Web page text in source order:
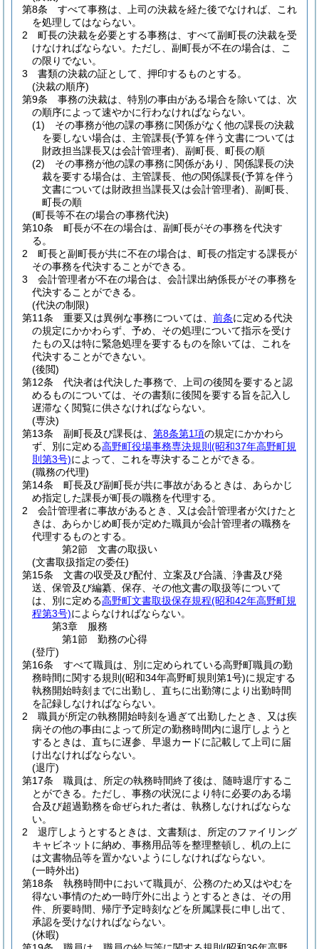
第8条
すべて事務は、上司の決裁を経た後でなければ、これ
を処理してはならない。
2
町長の決裁を必要とする事務は、すべて副町長の決裁を受
けなければならない。 ただし、副町長が不在の場合は、こ
の限りでない。
3
書類の決裁の証として、押印するものとする。
(決裁の順序)
第9条
事務の決裁は、特別の事由がある場合を除いては、次
の順序によって速やかに行わなければならない。
(1)
その事務が他の課の事務に関係がなく他の課長の決裁
を要しない場合は、主管課長(予算を伴う文書については
財政担当課長又は会計管理者) 、副町長、町長の順
(2)
その事務が他の課の事務に関係があり、関係課長の決
裁を要する場合は、主管課長、他の関係課長(予算を伴う
文書については財政担当課長又は会計管理者) 、副町長、
町長の順
(町長等不在の場合の事務代決)
第10条
町長が不在の場合は、副町長がその事務を代決す
る。
2
町長と副町長が共に不在の場合は、町長の指定する課長が
その事務を代決することができる。
3
会計管理者が不在の場合は、会計課出納係長がその事務を
代決することができる。
(代決の制限)
第11条
重要又は異例な事務については、 前条に定める代決
の規定にかかわらず、予め、その処理について指示を受け
たもの又は特に緊急処理を要するものを除いては、これを
代決することができない。
(後閲)
第12条
代決者は代決した事務で、上司の後閲を要すると認
めるものについては、その書類に後閲を要する旨を記入し
遅滞なく閲覧に供さなければならない。
(専決)
第13条
副町長及び課長は、 第8条第1項の規定にかかわら
ず、別に定める高野町役場事務専決規則 (昭和37年高野町規
則第3号)によって、これを専決することができる。
(職務の代理)
第14条
町長及び副町長が共に事故があるときは、あらかじ
め指定した課長が町長の職務を代理する。
2
会計管理者に事故があるとき、又は会計管理者が欠けたと
きは、あらかじめ町長が定めた職員が会計管理者の職務を
代理するものとする。
第2節
文書の取扱い
(文書取扱指定の委任)
第15条
文書の収受及び配付、立案及び合議、浄書及び発
送、保管及び編纂、保存、その他文書の取扱等について
は、別に定める高野町文書取扱保存規程(昭和42年高野町規
程第3号)によらなければならない。
第3章
服務
第1節
勤務の心得
(登庁)
第16条
すべて職員は、別に定められている高野町職員の勤
務時間に関する規則 (昭和34年高野町規則第1号)に規定する
執務開始時刻までに出勤し、直ちに出勤簿により出勤時間
を記録しなければならない。
2
職員が所定の執務開始時刻を過ぎて出勤したとき、又は疾
病その他の事由によって所定の勤務時間内に退庁しようと
するときは、直ちに遅参、早退カードに記載して上司に届
け出なければならない。
(退庁)
第17条
職員は、所定の執務時間終了後は、随時退庁するこ
とができる。 ただし、事務の状況により特に必要のある場
合及び超過勤務を命ぜられた者は、執務しなければならな
い。
2
退庁しようとするときは、文書類は、所定のファイリング
キャビネットに納め、事務用品等を整理整頓し、机の上に
は文書物品等を置かないようにしなければならない。
(一時外出)
第18条
執務時間中において職員が、公務のため又はやむを
得ない事情のため一時庁外に出ようとするときは、その用
件、所要時間、帰庁予定時刻などを所属課長に申し出て、
承認を受けなければならない。
(休暇)